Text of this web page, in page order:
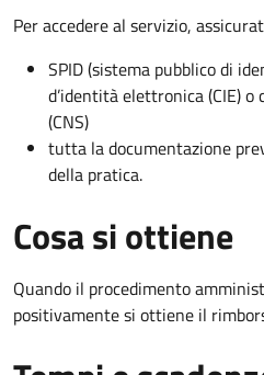
Per accedere al servizio,
SPID (sistema pubblico di
d’identità elettronica (CIE)
(CNS)
tutta la documentazione
della pratica.
Cosa si ottiene
Quando il procedimento
positivamente si ottiene il